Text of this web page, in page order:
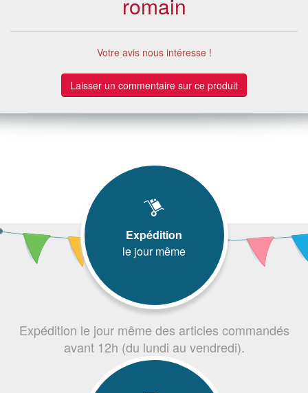
Votre avis nous intéresse !
Laisser un commentaire sur ce produit
Expédition
le jour même
Expédition le jour même des articles commandés
avant 12h (du lundi au vendredi).